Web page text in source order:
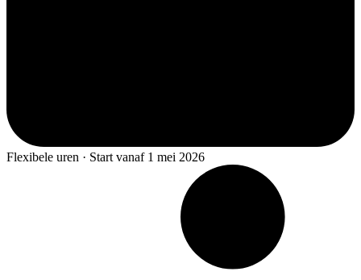
Flexibele uren · Start vanaf 1 mei 2026